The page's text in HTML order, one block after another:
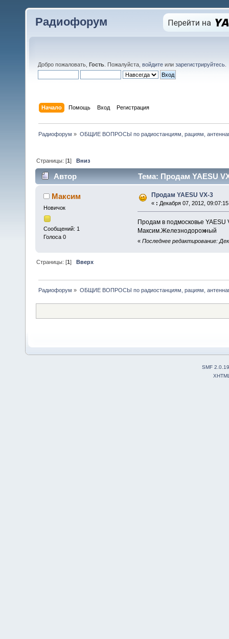
Радиофорум
Добро пожаловать, Гость . Пожалуйста, войдите или зарегистрируйтесь
Начало Помощь Вход Регистрация
Радиофорум » ОБЩИЕ ВОПРОСЫ по радиостанциям, рациям,
Страницы: [1]Вниз
Автор Тема: Продам YAESU
Максим
Новичок
Сообщений: 1
Голоса 0
Продам YAESU VX-3
« : Декабря 07, 2012,
Продам в подмосковье
Максим.Железнодорожный
« Последнее редактирование:
Страницы: [1] Вверх
Радиофорум » ОБЩИЕ ВОПРОСЫ по радиостанциям, рациям,
SMF 2.0.19